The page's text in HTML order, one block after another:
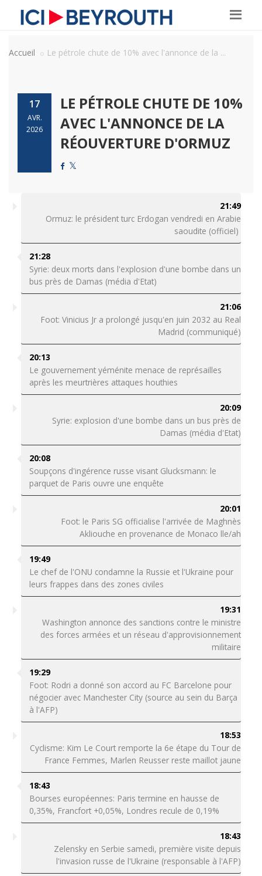
Accueil Le pétrole chute de 10% avec l'annonce de la ...
17
AVR.
2026
LE PÉTROLE CHUTE DE 10%
AVEC L'ANNONCE DE LA
RÉOUVERTURE D'ORMUZ
21:49
Ormuz: le président turc Erdogan vendredi en Arabie
saoudite (officiel)
21:28
Syrie: deux morts dans l'explosion d'une bombe dans un
bus près de Damas (média d'Etat)
21:06
Foot: Vinicius Jr a prolongé jusqu'en juin 2032 au Real
Madrid (communiqué)
20:13
Le gouvernement yéménite menace de représailles
après les meurtrières attaques houthies
20:09
Syrie: explosion d'une bombe dans un bus près de
Damas (média d'Etat)
20:08
Soupçons d'ingérence russe visant Glucksmann: le
parquet de Paris ouvre une enquête
20:01
Foot: le Paris SG officialise l'arrivée de Maghnès
Akliouche en provenance de Monaco lle/ah
19:49
Le chef de l'ONU condamne la Russie et l'Ukraine pour
leurs frappes dans des zones civiles
19:31
Washington annonce des sanctions contre le ministre
des forces armées et un réseau d'approvisionnement
militaire
19:29
Foot: Rodri a donné son accord au FC Barcelone pour
négocier avec Manchester City (source au sein du Barça
à l'AFP)
18:53
Cyclisme: Kim Le Court remporte la 6e étape du Tour de
France Femmes, Marlen Reusser reste maillot jaune
18:43
Bourses européennes: Paris termine en hausse de
0,35%, Francfort +0,05%, Londres recule de 0,19%
18:43
Zelensky en Serbie samedi, première visite depuis
l'invasion russe de l'Ukraine (responsable à l'AFP)